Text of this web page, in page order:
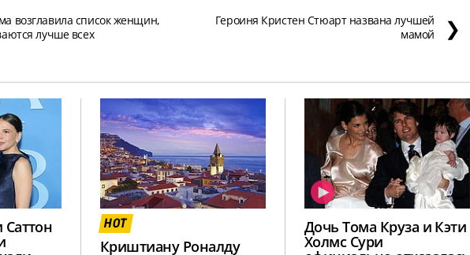
возглавила список женщин,
лучше всех
Героиня Кристен Стюарт названа лучшей
мамой
❯
HOT
Криштиану Роналду
Дочь Тома Круза и Кэти
Холмс Сури